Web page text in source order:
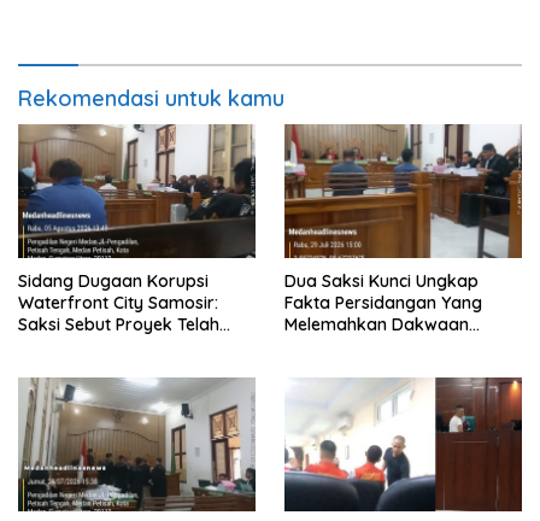
Rekomendasi untuk kamu
Sidang Dugaan Korupsi
Waterfront City Samosir:
Saksi Sebut Proyek Telah
Jaksa Agar Dihadirkan
Dua Saksi Kunci Ungkap
Fakta Persidangan Yang
Melemahkan Dakwaan